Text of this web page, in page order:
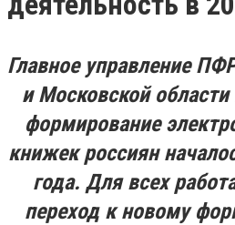
Главное управление
и Московской
формирование
книжек россиян
года. Для всех
переход к новому